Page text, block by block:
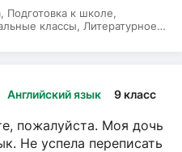
Подготовка к школе,
классы, Литературное
Английский язык 9 класс
пожалуйста. Моя дочь
Не успела переписать